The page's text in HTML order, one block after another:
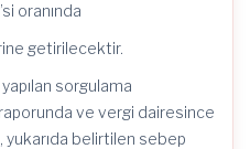
oranında
getirilecektir.
sorgulama
ve vergi dairesince
yukarıda belirtilen sebep